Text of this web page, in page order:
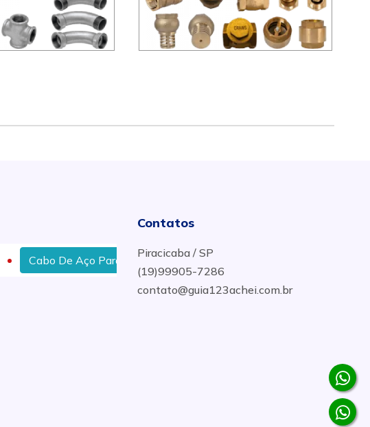
Cabo De Aço Para Talha em Cuiabá, MT
Contatos
Piracicaba / SP
(19)99905-7286
contato@guia123achei.com.br